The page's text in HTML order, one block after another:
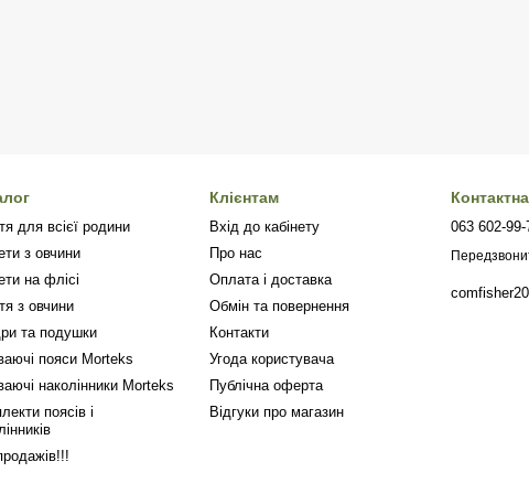
для всієї родини
з овчини
на флісі
з овчини
та подушки
пояси Morteks
наколінники Morteks
поясів і
Клієнтам
Вхід до кабінету
Про нас
Оплата і доставка
Обмін та повернення
Контакти
Угода користувача
Публічна оферта
Відгуки про магазин
063 602-99-